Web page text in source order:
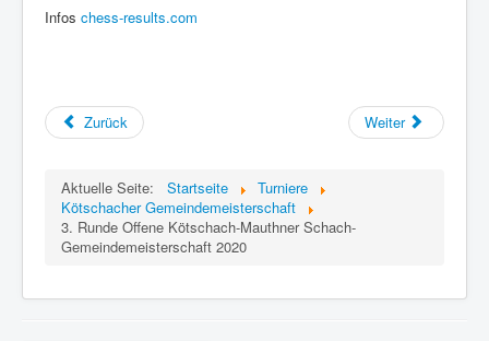
Infos chess-results.com
Zurück Weiter
Aktuelle Seite: Startseite
Turniere
Kötschacher Gemeindemeisterschaft
3. Runde Offene Kötschach-Mauthner Schach-
Gemeindemeisterschaft 2020